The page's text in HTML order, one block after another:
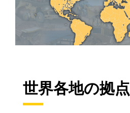
世界各地の拠点